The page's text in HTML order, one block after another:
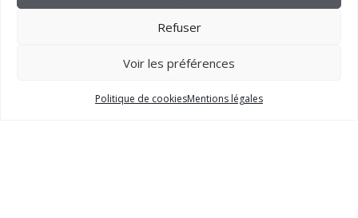
Refuser
Voir les préférences
Politique de cookiesMentions légales
FM CRÉATION